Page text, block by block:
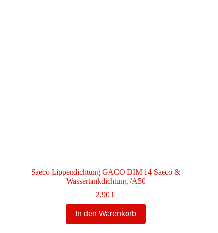
Saeco Lippendichtung GACO DIM 14 Saeco &
Wassertankdichtung /A50
2,90€
In den Warenkorb